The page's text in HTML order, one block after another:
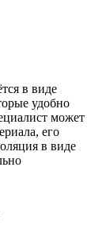
в виде
удобно
может
его
в виде